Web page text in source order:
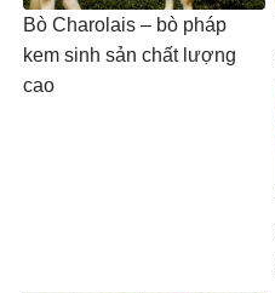
Bò Charolais – bò pháp
kem sinh sản chất lượng
cao